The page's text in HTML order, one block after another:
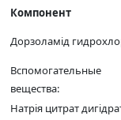
Компонент
Дорзоламід
Вспомогательные
вещества:
Натрія цитрат